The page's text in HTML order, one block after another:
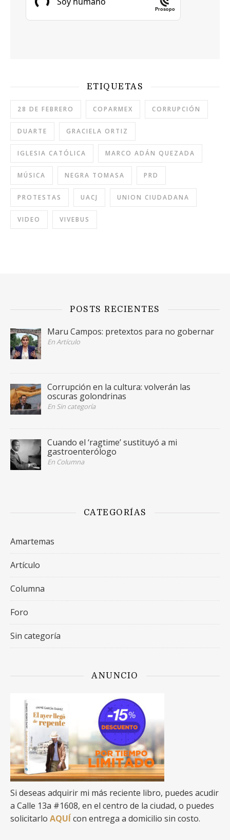
Prosopo
ETIQUETAS
28 DE FEBRERO COPARMEX CORRUPCIÓN
DUARTE GRACIELA ORTIZ
IGLESIA CATÓLICA MARCO ADÁN QUEZADA
MÚSICA NEGRA TOMASA PRD
PROTESTAS UACJ UNION CIUDADANA
VIDEO VIVEBUS
POSTS RECIENTES
Maru Campos: pretextos para no gobernar
En Artículo
Corrupción en la cultura: volverán las
oscuras golondrinas
En Sin categoría
Cuando el ‘ragtime’ sustituyó a mi
gastroenterólogo
En Columna
CATEGORÍAS
Amartemas
Artículo
Columna
Foro
Sin categoría
ANUNCIO
Si deseas adquirir mi más reciente libro, puedes acudir
a Calle 13a #1608, en el centro de la ciudad, o puedes
solicitarlo AQUÍcon entrega a domicilio sin costo.